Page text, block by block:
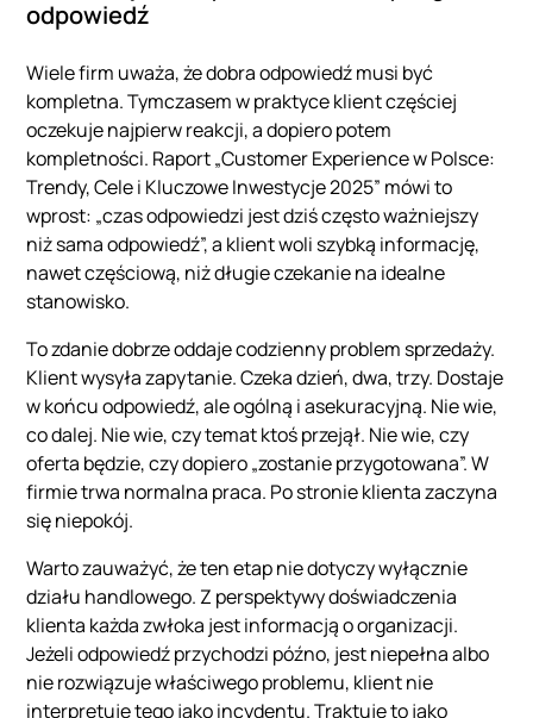
odpowiedź
Wiele firm uważa, że dobra odpowiedź musi być
kompletna. Tymczasem w praktyce klient częściej
oczekuje najpierw reakcji, a dopiero potem
kompletności. Raport „Customer Experience w Polsce:
Trendy, Cele i Kluczowe Inwestycje 2025” mówi to
wprost: „czas odpowiedzi jest dziś często ważniejszy
niż sama odpowiedź”, a klient woli szybką informację,
nawet częściową, niż długie czekanie na idealne
stanowisko.
To zdanie dobrze oddaje codzienny problem sprzedaży.
Klient wysyła zapytanie. Czeka dzień, dwa, trzy. Dostaje
w końcu odpowiedź, ale ogólną i asekuracyjną. Nie wie,
co dalej. Nie wie, czy temat ktoś przejął. Nie wie, czy
oferta będzie, czy dopiero „zostanie przygotowana”. W
firmie trwa normalna praca. Po stronie klienta zaczyna
się niepokój.
Warto zauważyć, że ten etap nie dotyczy wyłącznie
działu handlowego. Z perspektywy doświadczenia
klienta każda zwłoka jest informacją o organizacji.
Jeżeli odpowiedź przychodzi późno, jest niepełna albo
nie rozwiązuje właściwego problemu, klient nie
interpretuje tego jako incydentu. Traktuje to jako